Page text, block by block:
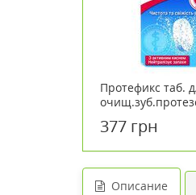
Протефикс таб.
377 грн
Описание